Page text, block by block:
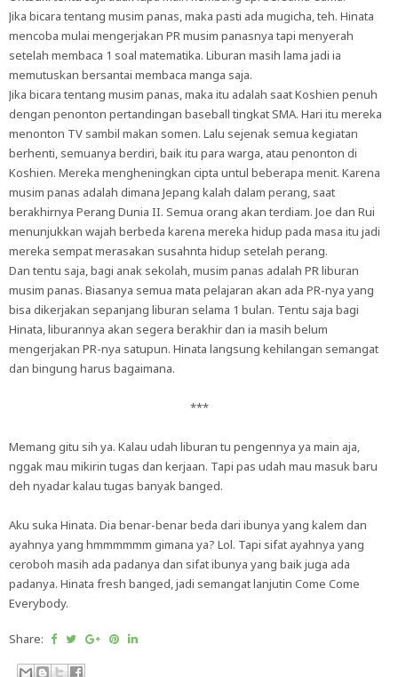
Jika bicara tentang musim panas, maka pasti ada mugicha, teh. Hinata
mencoba mulai mengerjakan PR musim panasnya tapi menyerah
setelah membaca 1 soal matematika. Liburan masih lama jadi ia
memutuskan bersantai membaca manga saja.
Jika bicara tentang musim panas, maka itu adalah saat Koshien penuh
dengan penonton pertandingan baseball tingkat SMA. Hari itu mereka
menonton TV sambil makan somen. Lalu sejenak semua kegiatan
berhenti, semuanya berdiri, baik itu para warga, atau penonton di
Koshien. Mereka mengheningkan cipta untul beberapa menit. Karena
musim panas adalah dimana Jepang kalah dalam perang, saat
berakhirnya Perang Dunia II. Semua orang akan terdiam. Joe dan Rui
menunjukkan wajah berbeda karena mereka hidup pada masa itu jadi
mereka sempat merasakan susahnta hidup setelah perang.
Dan tentu saja, bagi anak sekolah, musim panas adalah PR liburan
musim panas. Biasanya semua mata pelajaran akan ada PR-nya yang
bisa dikerjakan sepanjang liburan selama 1 bulan. Tentu saja bagi
Hinata, liburannya akan segera berakhir dan ia masih belum
mengerjakan PR-nya satupun. Hinata langsung kehilangan semangat
dan bingung harus bagaimana.
***
Memang gitu sih ya. Kalau udah liburan tu pengennya ya main aja,
nggak mau mikirin tugas dan kerjaan. Tapi pas udah mau masuk baru
deh nyadar kalau tugas banyak banged.
Aku suka Hinata. Dia benar-benar beda dari ibunya yang kalem dan
ayahnya yang hmmmmmm gimana ya? Lol. Tapi sifat ayahnya yang
ceroboh masih ada padanya dan sifat ibunya yang baik juga ada
padanya. Hinata fresh banged, jadi semangat lanjutin Come Come
Everybody.
Share: